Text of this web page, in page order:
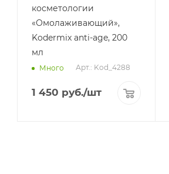
косметологии
«Омолаживающий»,
Kodermix anti-age, 200
мл
Много Арт.: Kod_4288
1 450 руб./шт